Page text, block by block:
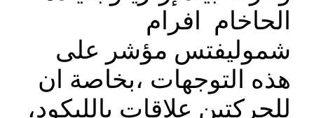
الحاخام افرام
شموليفتس مؤشر على
هذه التوجهات ،بخاصة ان
للحركتين علاقات بالليكود،